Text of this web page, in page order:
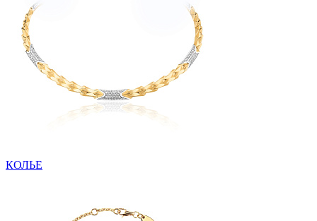
КОЛЬЕ